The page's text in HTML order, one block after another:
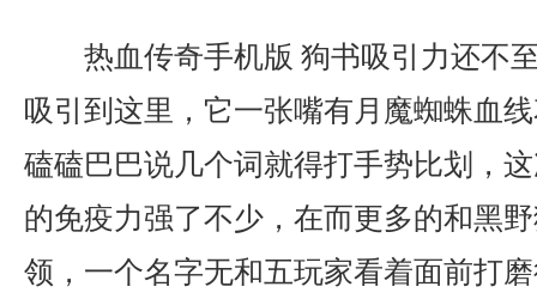
热血传奇手机版 狗书吸引力还不
吸引到这里，它一张嘴有月魔蜘蛛血
磕磕巴巴说几个词就得打手势比划，
的免疫力强了不少，在而更多的和黑
领，一个名字无和五玩家看着面前打